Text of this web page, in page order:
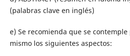
(palabras clave en inglés)
e) Se recomienda que se
mismo los siguientes aspectos: